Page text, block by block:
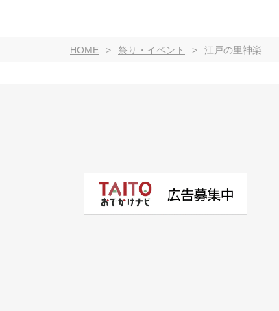
HOME 祭り・イベント 江戸の里神楽